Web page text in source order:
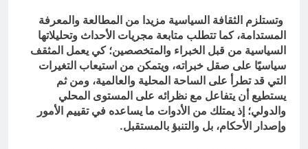
وتستلزم الثقافة السياسية مزيدا من المطالعة والمعرفة
المستدامة، كما تتطلب متابعة مجريات الأحداث وتحليلاتها
السياسية من قبل الخبراء والمتخصصين؛ كي يعمل المثقف
سياسيًا على صقل خبراته، ويتمكن من استيعاب التغيرات
التي قد تطرأ على الساحة المحلية والعالمية، ومن ثم
يستطيع أن يتفاعل مع نظرائه على المستوى المحلي
والدولي؛ إذ يمتلك من الأدوات ما يساعده في تقييم الأمور
وإصدار الأحكام، بل والتنبؤ بالمستقبل.